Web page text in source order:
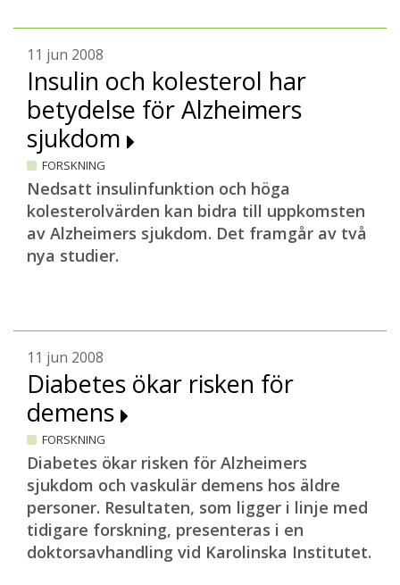
11 jun 2008
Insulin och kolesterol har
betydelse för Alzheimers
sjukdom
FORSKNING
Nedsatt insulinfunktion och höga
kolesterolvärden kan bidra till uppkomsten
av Alzheimers sjukdom. Det framgår av två
nya studier.
11 jun 2008
Diabetes ökar risken för
demens
FORSKNING
Diabetes ökar risken för Alzheimers
sjukdom och vaskulär demens hos äldre
personer. Resultaten, som ligger i linje med
tidigare forskning, presenteras i en
doktorsavhandling vid Karolinska Institutet.